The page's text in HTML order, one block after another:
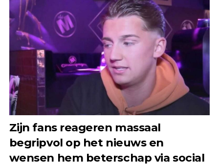
Zijn fans reageren massaal
begripvol op het nieuws en
wensen hem beterschap via social